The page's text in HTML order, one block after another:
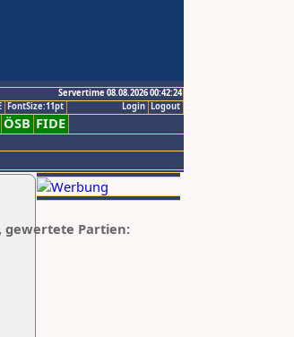
Servertime 08.08.2026 00:42:24
Logout
Login
FontSize:11pt
ÖSB FIDE
gewertete Partien: